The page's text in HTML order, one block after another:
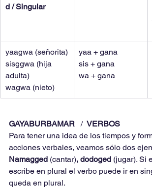
d / Singular
yaagwa (señorita)
sisggwa (hija
adulta)
wagwa (nieto)
yaa + gana
sis + gana
wa + gana
GAYABURBAMAR / VERBOS
Para tener una idea de los tiempos y
acciones verbales, veamos sólo dos
Namagged (cantar), dodoged (jugar). Si
escribe en plural el verbo puede ir en
queda en plural.